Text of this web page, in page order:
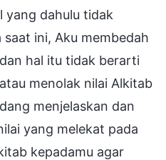
yang dahulu tidak
ini, Aku membedah
hal itu tidak berarti
menolak nilai Alkitab
menjelaskan dan
yang melekat pada
kepadamu agar